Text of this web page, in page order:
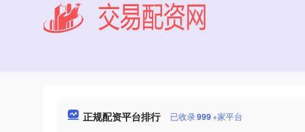
正规配资平台排行 已收录999+家平台